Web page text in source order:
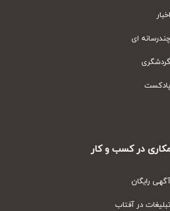
ای
در کسب و کار
رایگان
در آفتاب